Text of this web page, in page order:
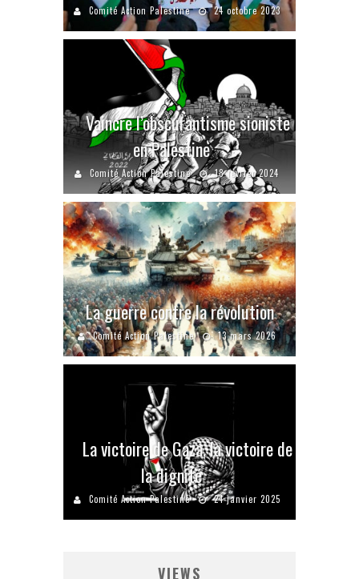
Comité Action Palestine 24 octobre 2023
Vaincre l’obscurantisme sioniste
en Palestine
Comité Action Palestine 18 février 2024
La guerre contre la révolution
Comité Action Palestine 13 mars 2026
La victoire de Gaza, la victoire de
la dignité
Comité Action Palestine 24 janvier 2025
VIEWS